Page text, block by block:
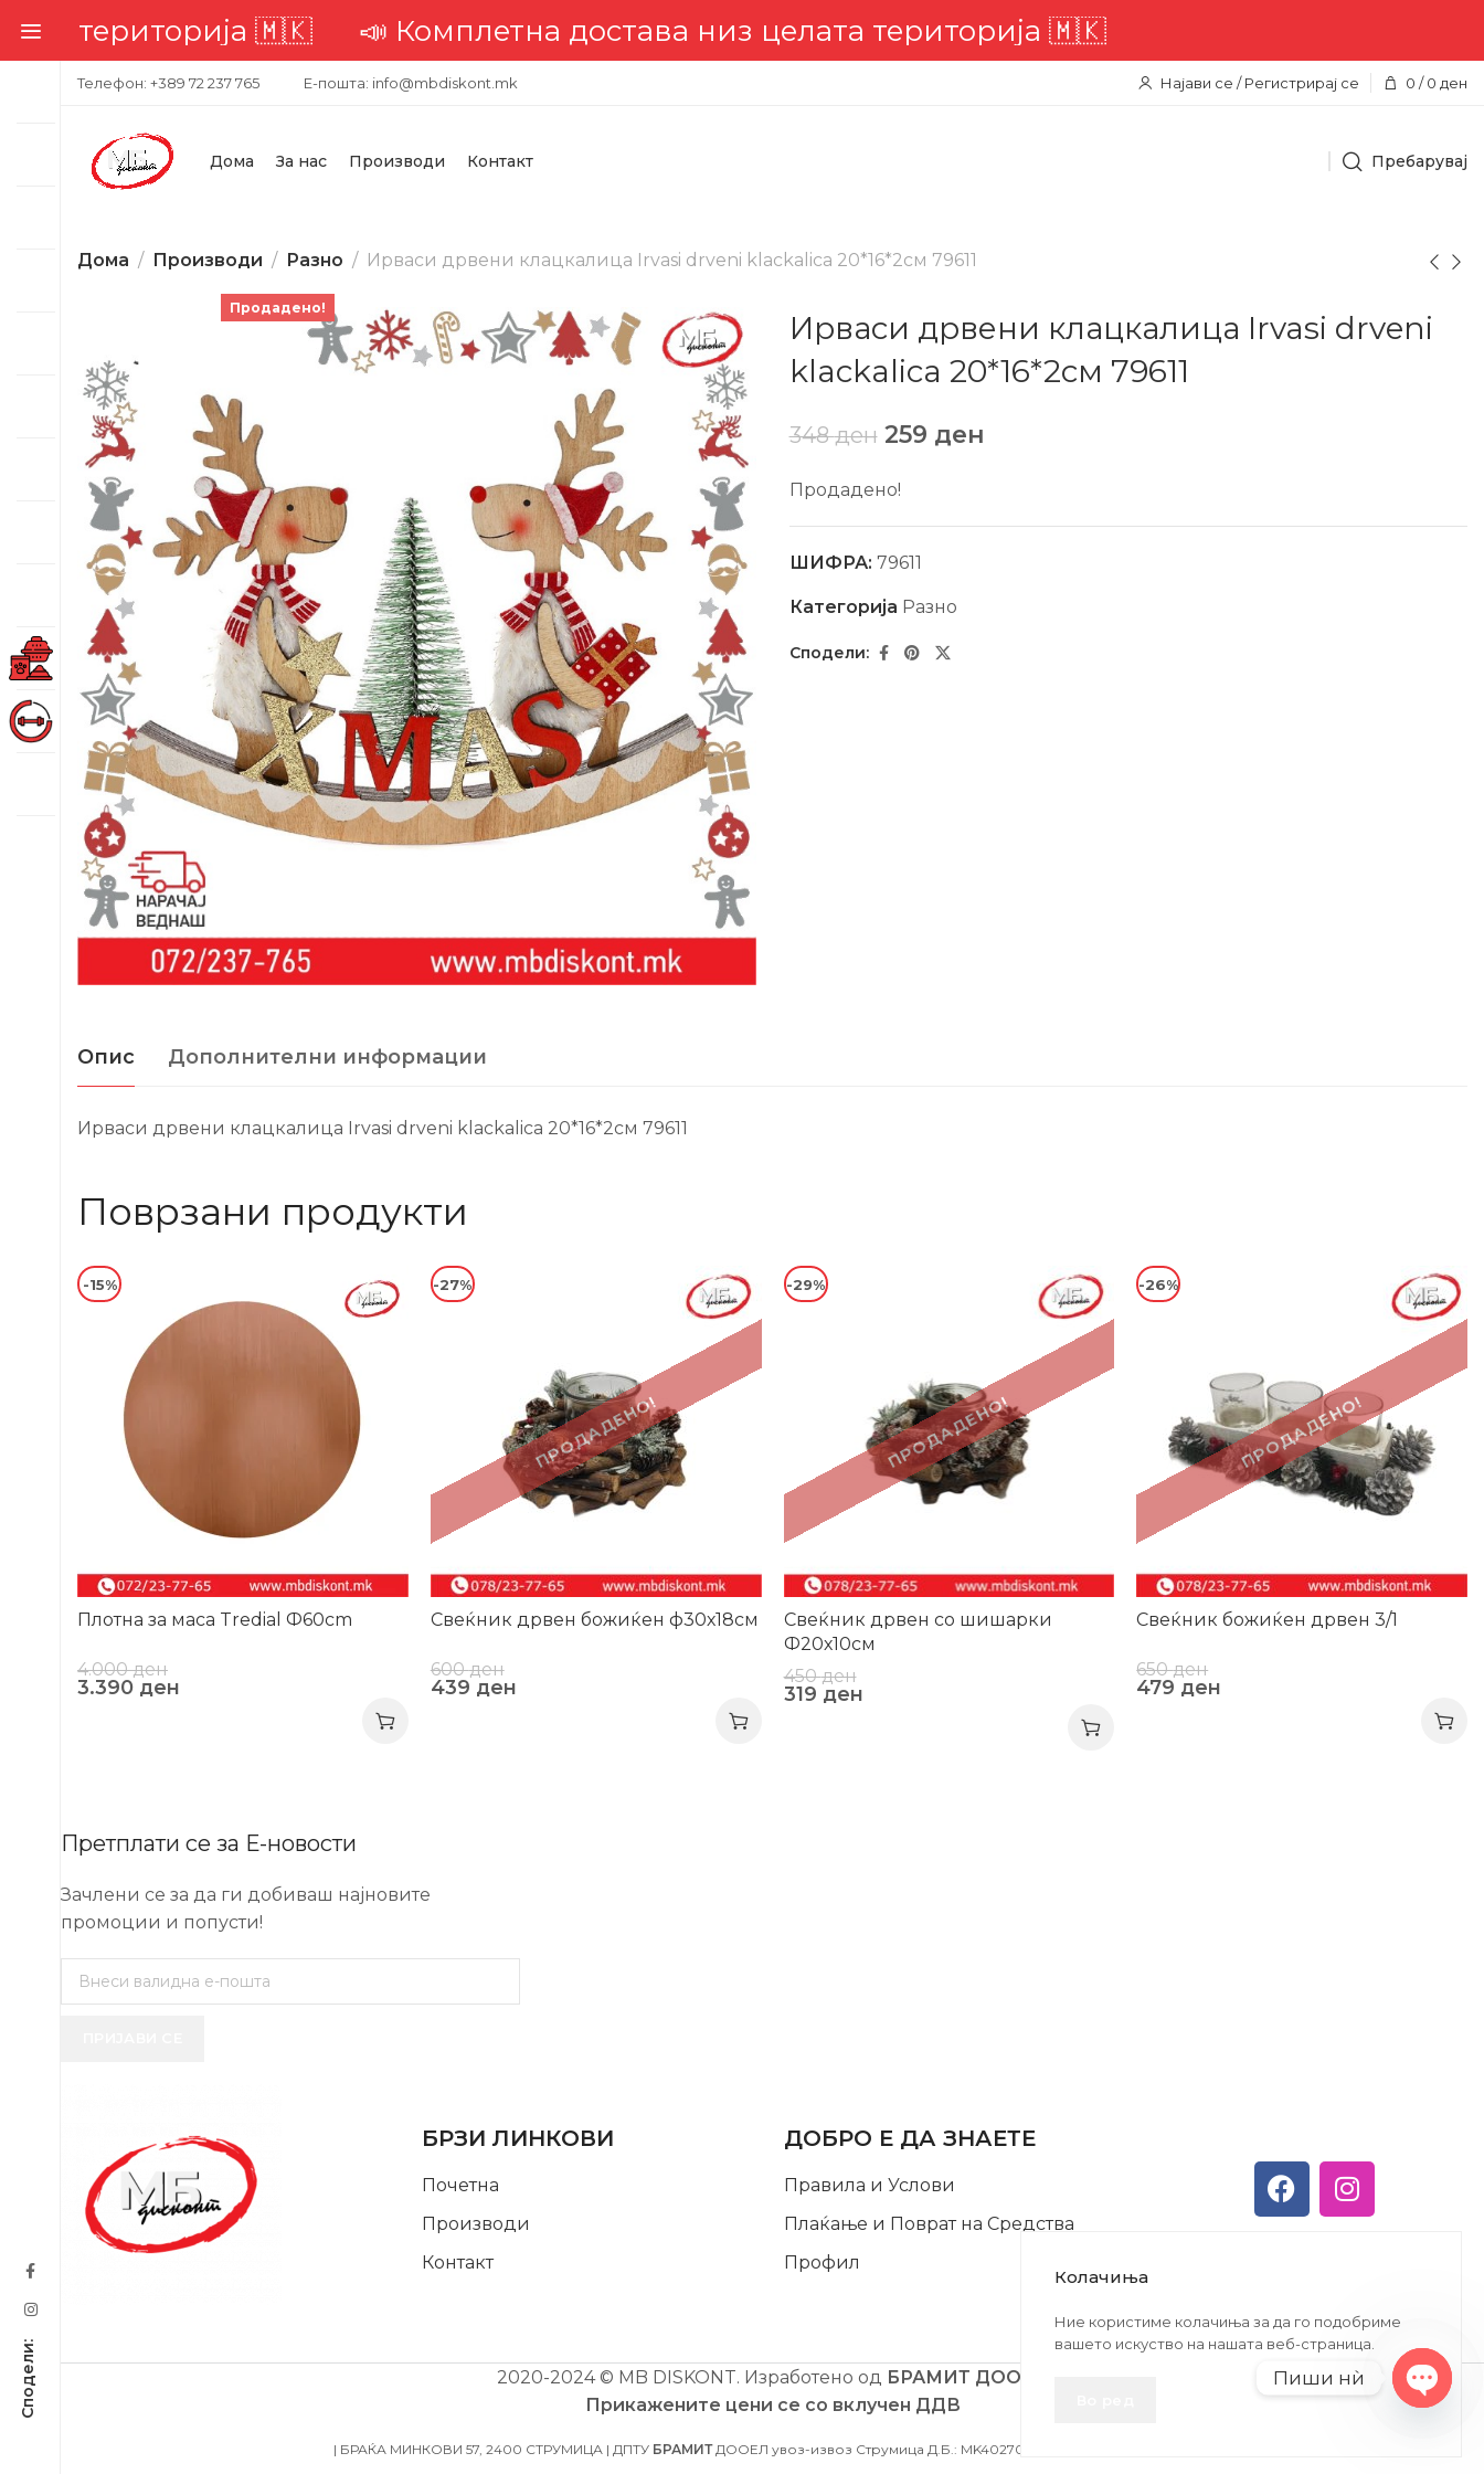
територија 🇲🇰📣 Комплетна достава низ целата територија 🇲🇰
Телефон: +389 72 237 765 Е-пошта: info@mbdiskont.mk Најави се / Регистрирај се 0 / 0 ден
Дома За нас Производи Контакт Пребарувај
Дома Производи Разно Ирваси дрвени клацкалица Irvasi drveni klackalica 20*16*2см 79611
Продадено!
Ирваси дрвени клацкалица Irvasi drveni
klackalica 20*16*2см 79611
348ден 259 ден
Продадено!
ШИФРА: 79611
Категорија Разно
Опис Дополнителни информации
Ирваси дрвени клацкалица Irvasi drveni klackalica 20*16*2см 79611
Поврзани продукти
-15%
Плотна за маса Tredial Ф60cm
4.000ден
3.390 ден
ПРОДАДЕНО!
-27%
Свеќник дрвен божиќен ф30х18см
600ден
439 ден
ПРОДАДЕНО!
-29%
Свеќник дрвен со шишарки
Ф20х10см
450ден
319 ден
ПРОДАДЕНО!
-26%
Свеќник божиќен дрвен 3/1
650ден
479 ден
Претплати се за Е-новости
Зачлени се за да ги добиваш најновите
промоции и попусти!
БРЗИ ЛИНКОВИ
Почетна
Производи
Контакт
ДОБРО Е ДА ЗНАЕТЕ
Правила и Услови
Плаќање и Поврат на Средства
Профил
2020-2024 © MB DISKONT. Изработено од БРАМИТ ДООЕЛ
Прикажените цени се со вклучен ДДВ
| БРАЌА МИНКОВИ 57, 2400 СТРУМИЦА | ДПТУ БРАМИТДООЕЛ увоз-извоз Струмица Д.Б.: MK4027005146330 | ЕМБС: 6030530 |
Колачиња
Ние користиме колачиња за да го подобриме
вашето искуство на нашата веб-страница.
Пиши нѝ